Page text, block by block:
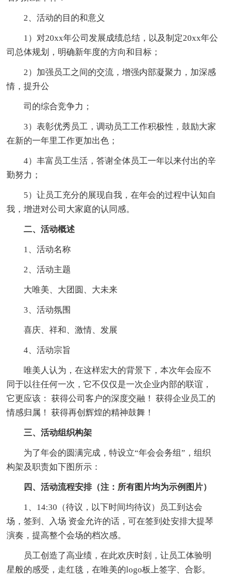
2、活动的目的和意义
1）对20xx年公司发展成绩总结，以及制定20xx年公
司总体规划，明确新年度的方向和目标；
2）加强员工之间的交流，增强内部凝聚力，加深感
情，提升公
司的综合竞争力；
3）表彰优秀员工，调动员工工作积极性，鼓励大家
在新的一年里工作更加出色；
4）丰富员工生活，答谢全体员工一年以来付出的辛
勤努力；
5）让员工充分的展现自我，在年会的过程中认知自
我，增进对公司大家庭的认同感。
二、活动概述
1、活动名称
2、活动主题
大唯美、大团圆、大未来
3、活动氛围
喜庆、祥和、激情、发展
4、活动宗旨
唯美人认为，在这样宏大的背景下，本次年会应不
同于以往任何一次，它不仅仅是一次企业内部的联谊，
它更应该： 获得公司客户的深度交融！ 获得企业员工的
情感归属！ 获得再创辉煌的精神鼓舞！
三、活动组织构架
为了年会的圆满完成，特设立“年会会务组”，组织
构架及职责如下图所示：
四、活动流程安排（注：所有图片均为示例图片）
1、14:30（待议，以下时间均待议）员工到达会
场，签到、入场 资金允许的话，可在签到处安排大提琴
演奏，提高整个会场的档次感。
员工创造了高业绩，在此欢庆时刻，让员工体验明
星般的感受，走红毯，在唯美的logo板上签字、合影。